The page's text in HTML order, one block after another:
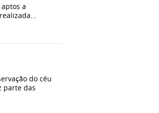
a
do céu
parte das